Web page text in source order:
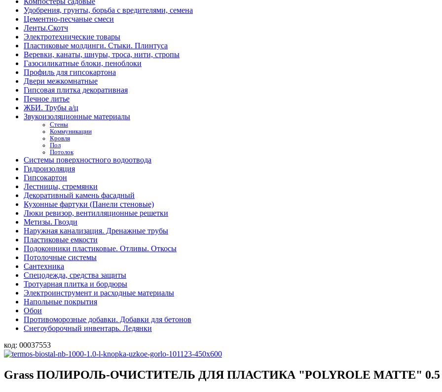
Удобрения, грунты, борьба с вредителями, семена
Цементно-песчаные смеси
Ленты.Скотч
Электротехнические товары
Пластиковые молдинги. Стыки. Плинтуса
Веревки, канаты, шнуры, троса, нити, стропы
Газосиликатные блоки, пеноблоки
Профиль для гипсокартона
Двери межкомнатные
Гипсовая плитка декоративная
Печное литье
ЖБИ. Трубы а/ц
Звукоизоляционные материалы
Стены
Коммуникации
Кровля
Пол
Потолок
Системы поверхностного водоотвода
Гидроизоляция
Гипсокартон
Лестницы, стремянки
Декоративный камень фасадный
Кухонные фартуки (Панели стеновые)
Люки ревизор, вентилляционные решетки
Метизы. Гвозди
Наружная канализация. Дренажные трубы
Пластиковые емкости
Подоконники пластиковые. Отливы. Откосы
Потолочные системы
Сантехника
Спецодежда, средства защиты
Тротуарная плитка и бордюры
Электроинструмент и расходные материалы
Напольные покрытия
Обои
Противоморозные добавки. Добавки для бетонов
Снегоуборочный инвентарь. Ледянки
код: 00037553
Grass ПОЛИРОЛЬ-ОЧИСТИТЕЛЬ ДЛЯ ПЛАСТИКА "POLYROLE MATTE"